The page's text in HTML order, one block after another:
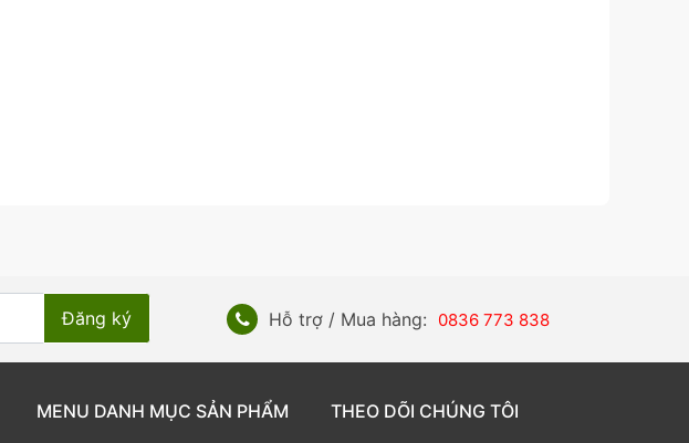
Hỗ trợ / Mua hàng: 0836 773 838
MENU DANH MỤC SẢN PHẨM THEO DÕI CHÚNG TÔI